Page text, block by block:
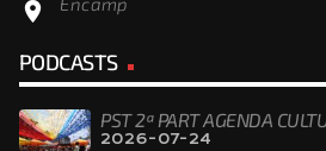
location_on
PODCASTS
PST 2ª PART AGENDA
2026-07-24